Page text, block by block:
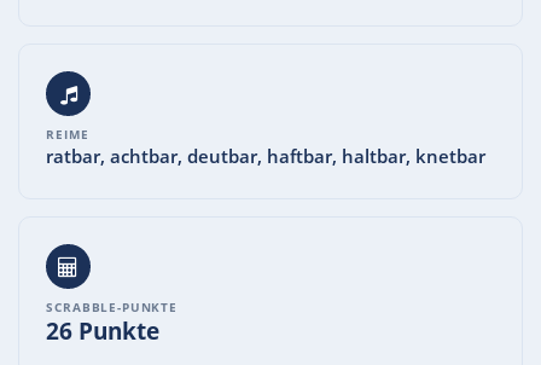
REIME
ratbar, achtbar, deutbar, haftbar, haltbar, knetbar
SCRABBLE-PUNKTE
26 Punkte